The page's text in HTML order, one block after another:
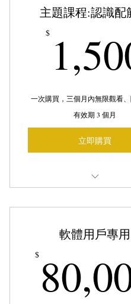
$100元優惠碼
主題課程:認識配
$
一次購買，三個月內無限觀看
有效期 3 個月
立即購買
上完課，你就看得懂配
軟體用戶專用
$